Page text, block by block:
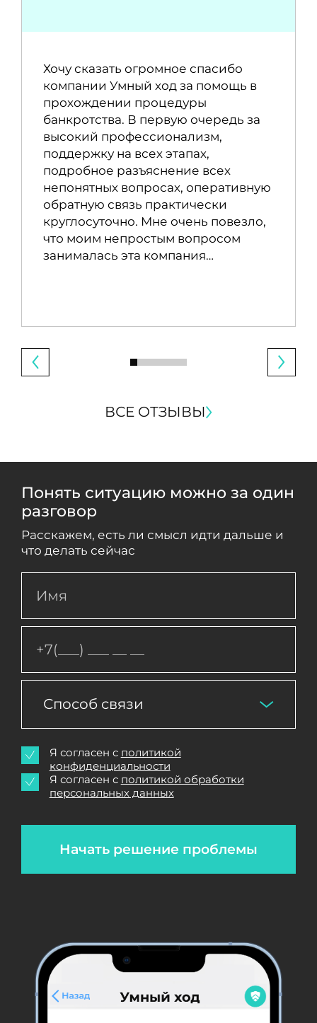
Хочу сказать огромное спасибо
компании Умный ход за помощь в
прохождении процедуры
банкротства. В первую очередь за
высокий профессионализм,
поддержку на всех этапах,
подробное разъяснение всех
непонятных вопросах, оперативную
обратную связь практически
круглосуточно. Мне очень повезло,
что моим непростым вопросом
занималась эта компания…
ВСЕ ОТЗЫВЫ
Понять ситуацию можно за один
разговор
Расскажем, есть ли смысл идти дальше и
что делать сейчас
Способ связи
Начать решение проблемы
Я согласен с политикой
конфиденциальности
Я согласен с политикой обработки
персональных данных